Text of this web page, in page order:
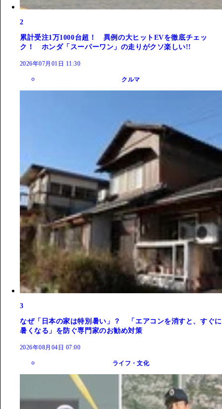
2
累計受注1万1000台超！ 異例の大ヒットEVを徹底チェッ
ク！ ホンダ「スーパーワン」の走りがクソ楽しい!!
2026年07月01日 11:30
クルマ
3
なぜ「日本の家は特別暑い」？ 「エアコンを消すと、すぐに
暑くなる」を防ぐ専門家のお勧め対策
2026年08月04日 07:00
ライフ・文化